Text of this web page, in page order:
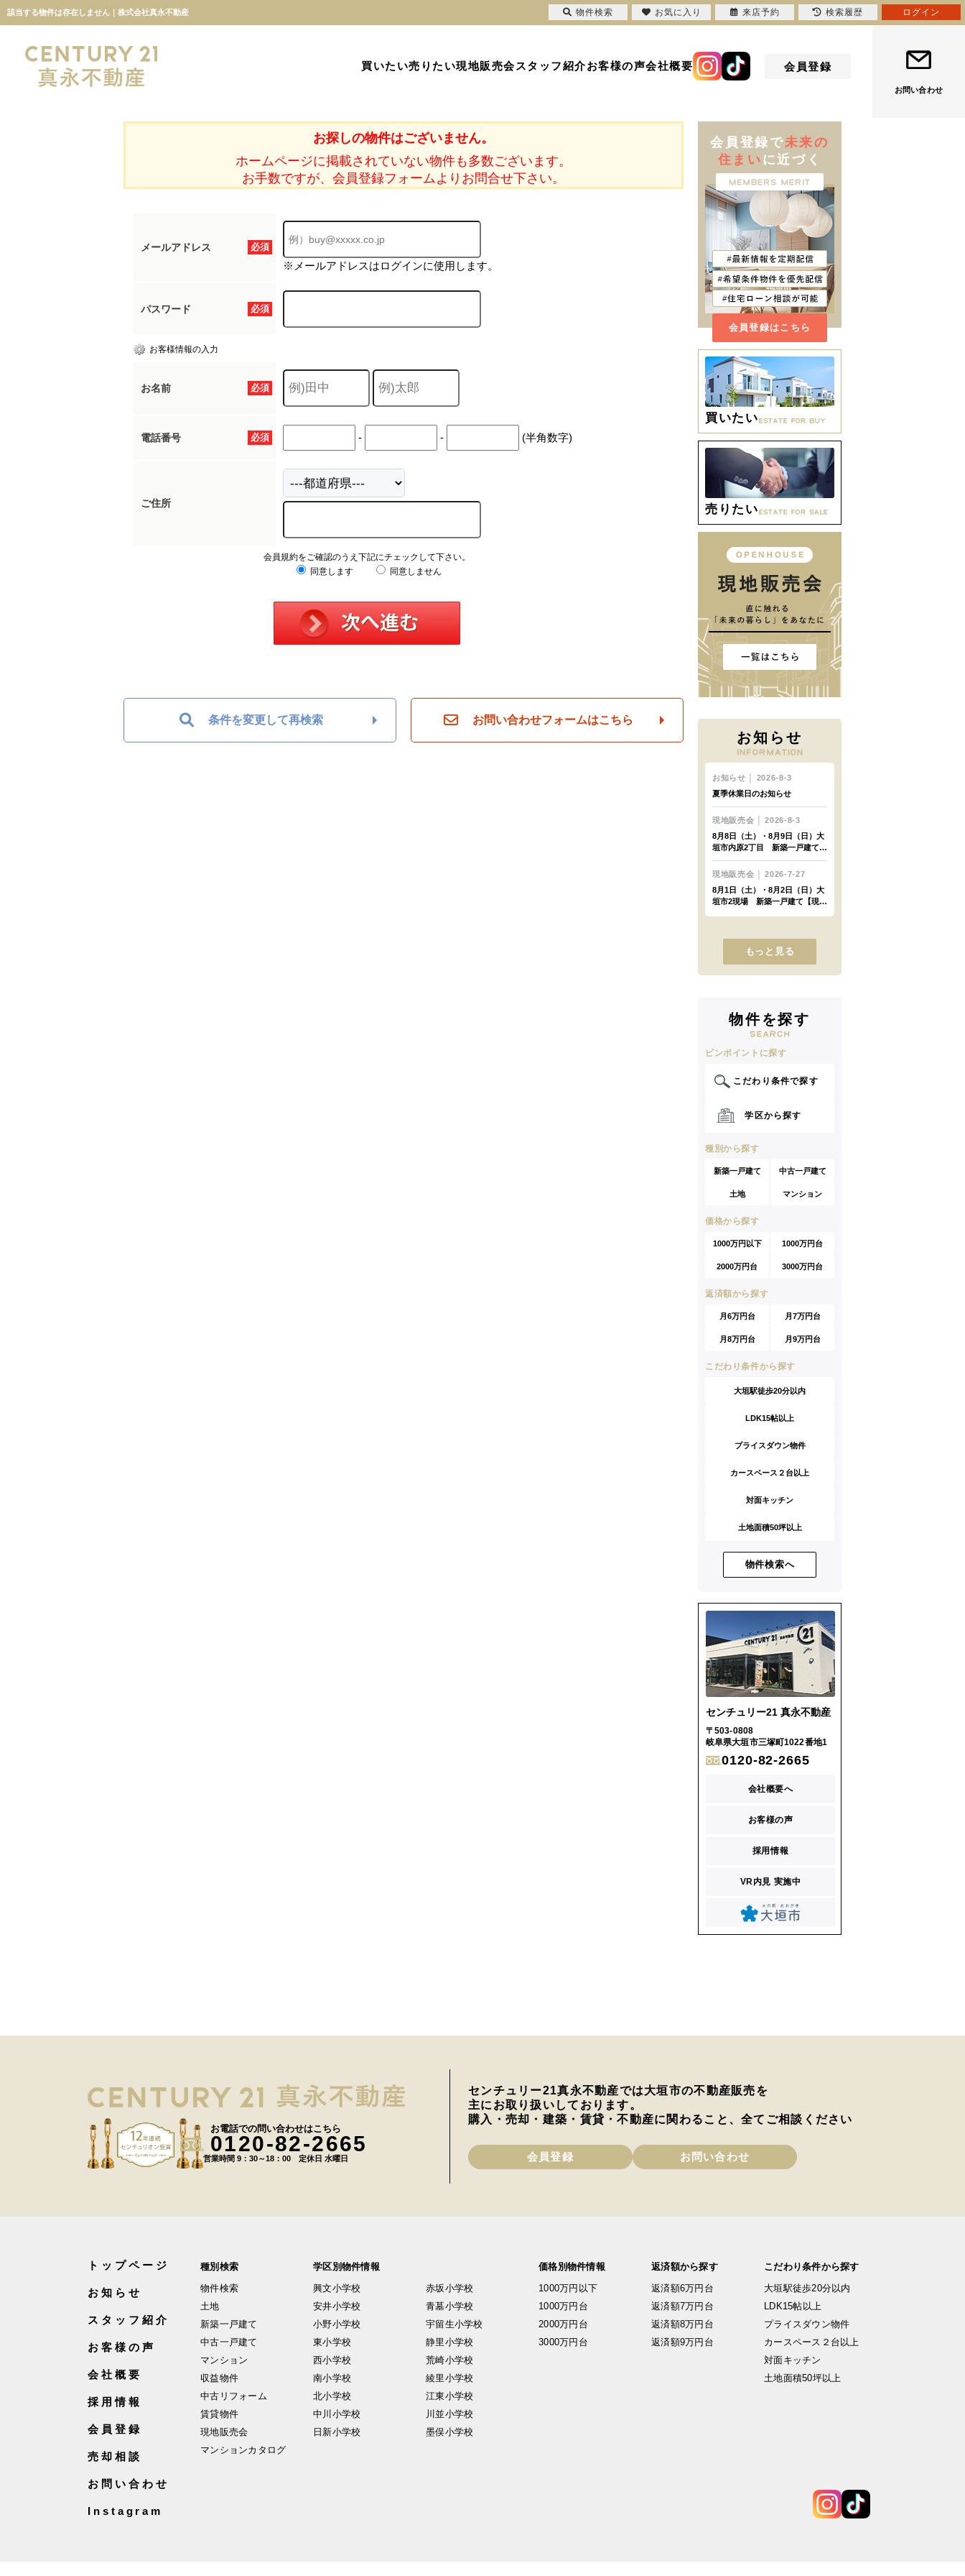
該当する物件は存在しません｜株式会社真永不動産
買いたい売りたい現地販売会スタッフ紹介お客様の声会社概要 会員登録
お問い合わせ
お探しの物件はございません。
ホームページに掲載されていない物件も多数ございます。
お手数ですが、会員登録フォームよりお問合せ下さい。
必須
メールアドレス
※メールアドレスはログインに使用します。
必須
パスワード
お客様情報の入力
必須
お名前
必須
電話番号 - - (半角数字)
ご住所
会員規約をご確認のうえ下記にチェックして下さい。
同意します
同意しません
条件を変更して再検索 お問い合わせフォームはこちら
会員登録で未来の
住まい に近づく
会員登録はこちら
買いたい
売りたい
お知らせ
もっと見る
物件を探す
ピンポイントに探す
こだわり条件で探す
学区から探す
種別から探す
新築一戸建て 中古一戸建て
土地 マンション
価格から探す
1000万円以下 1000万円台
2000万円台 3000万円台
返済額から探す
月6万円台 月7万円台
月8万円台 月9万円台
こだわり条件から探す
大垣駅徒歩20分以内
LDK15帖以上
プライスダウン物件
カースペース２台以上
対面キッチン
土地面積50坪以上
物件検索へ
センチュリー21 真永不動産
〒503-0808
岐阜県大垣市三塚町1022番地1
0120-82-2665
会社概要へ
お客様の声
採用情報
VR内見 実施中
お電話での問い合わせはこちら
0120-82-2665
営業時間 9：30～18：00 定休日 水曜日
センチュリー21真永不動産では大垣市の不動産販売を
主にお取り扱いしております。
購入・売却・建築・賃貸・不動産に関わること、全てご相談ください
会員登録 お問い合わせ
トップページ
お知らせ
スタッフ紹介
お客様の声
会社概要
採用情報
会員登録
売却相談
お問い合わせ
Instagram
種別検索
物件検索
土地
新築一戸建て
中古一戸建て
マンション
収益物件
中古リフォーム
賃貸物件
現地販売会
マンションカタログ
学区別物件情報
興文小学校
安井小学校
小野小学校
東小学校
西小学校
南小学校
北小学校
中川小学校
日新小学校
赤坂小学校
青墓小学校
宇留生小学校
静里小学校
荒崎小学校
綾里小学校
江東小学校
川並小学校
墨俣小学校
価格別物件情報
1000万円以下
1000万円台
2000万円台
3000万円台
返済額から探す
返済額6万円台
返済額7万円台
返済額8万円台
返済額9万円台
こだわり条件から探す
大垣駅徒歩20分以内
LDK15帖以上
プライスダウン物件
カースペース２台以上
対面キッチン
土地面積50坪以上
物件検索 お気に入り 来店予約 検索履歴 ログイン